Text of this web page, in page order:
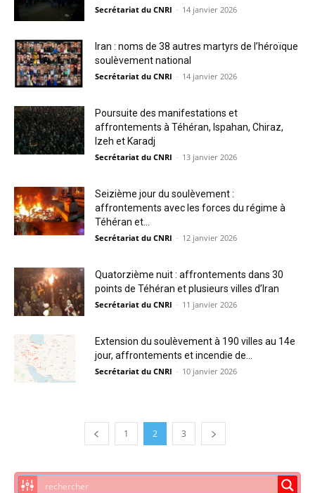
Secrétariat du CNRI - 14 janvier 2026
Iran : noms de 38 autres martyrs de l’héroïque
soulèvement national
Secrétariat du CNRI - 14 janvier 2026
Poursuite des manifestations et
affrontements à Téhéran, Ispahan, Chiraz,
Izeh et Karadj
Secrétariat du CNRI - 13 janvier 2026
Seizième jour du soulèvement :
affrontements avec les forces du régime à
Téhéran et...
Secrétariat du CNRI - 12 janvier 2026
Quatorzième nuit : affrontements dans 30
points de Téhéran et plusieurs villes d’Iran
Secrétariat du CNRI - 11 janvier 2026
Extension du soulèvement à 190 villes au 14e
jour, affrontements et incendie de...
Secrétariat du CNRI - 10 janvier 2026
1 2 3